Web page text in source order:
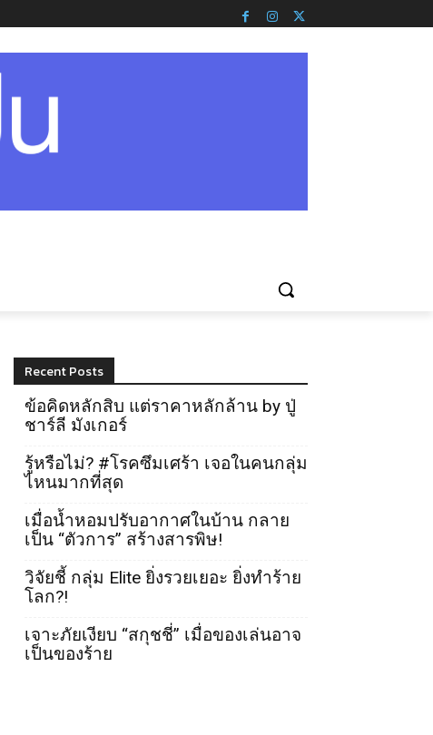
Recent Posts
ข้อคิดหลักสิบ แต่ราคาหลักล้าน by ปู่
ชาร์ลี มังเกอร์
รู้หรือไม่? #โรคซึมเศร้า เจอในคนกลุ่ม
ไหนมากที่สุด
เมื่อน้ำหอมปรับอากาศในบ้าน กลาย
เป็น “ตัวการ” สร้างสารพิษ!
วิจัยชี้ กลุ่ม Elite ยิ่งรวยเยอะ ยิ่งทำร้าย
โลก?!
เจาะภัยเงียบ “สกุชชี่” เมื่อของเล่นอาจ
เป็นของร้าย